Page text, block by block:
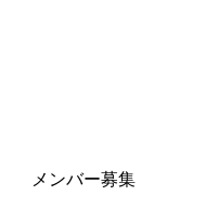
メンバー募集